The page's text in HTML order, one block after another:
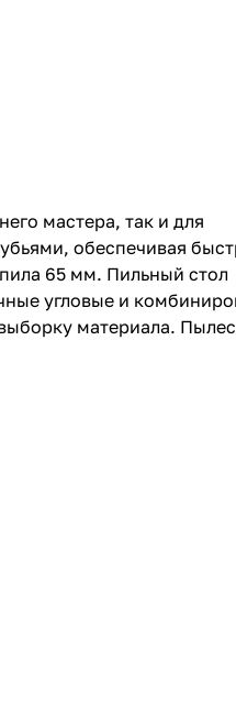
мастера, так и для
обеспечивая
65 мм. Пильный стол
угловые и
материала.